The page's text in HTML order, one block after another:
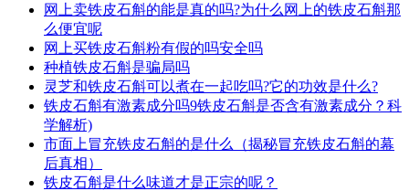
网上卖铁皮石斛的能是真的吗?为什么网上的铁皮石斛那
么便宜呢
网上买铁皮石斛粉有假的吗安全吗
种植铁皮石斛是骗局吗
灵芝和铁皮石斛可以煮在一起吃吗?它的功效是什么?
铁皮石斛有激素成分吗9铁皮石斛是否含有激素成分？科
学解析)
市面上冒充铁皮石斛的是什么（揭秘冒充铁皮石斛的幕
后真相）
铁皮石斛是什么味道才是正宗的呢？